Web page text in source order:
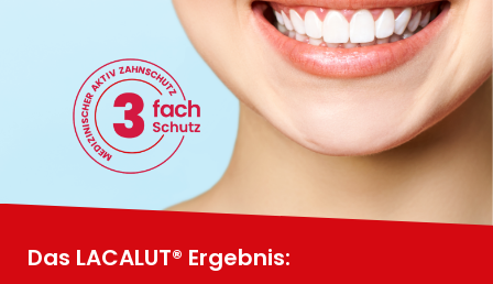
Das LACALUT® Ergebnis: